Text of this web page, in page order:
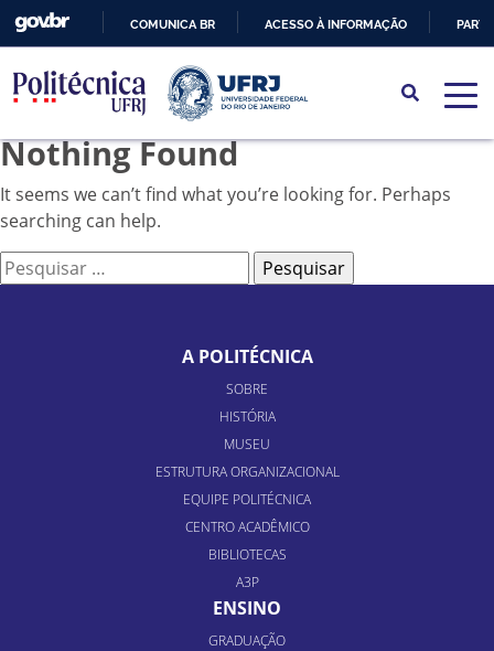
PARA
O
CONTEÚDO
COMUNICA BR ACESSO À INFORMAÇÃO
Nothing Found
It seems we can’t find what you’re looking for. Perhaps
searching can help.
Pesquisar
por:
A POLITÉCNICA
SOBRE
HISTÓRIA
MUSEU
ESTRUTURA ORGANIZACIONAL
EQUIPE POLITÉCNICA
CENTRO ACADÊMICO
BIBLIOTECAS
A3P
ENSINO
GRADUAÇÃO